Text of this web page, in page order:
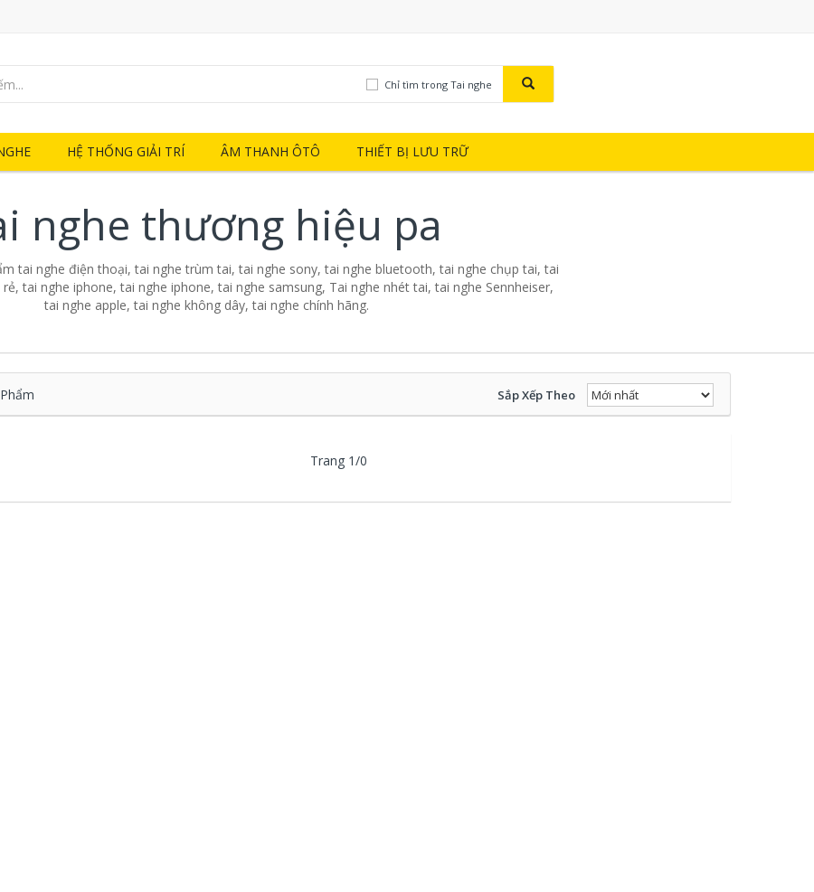
Chỉ tìm trong Tai nghe
HỆ THỐNG GIẢI TRÍ ÂM THANH ÔTÔ THIẾT BỊ LƯU TRỮ
nghe thương hiệu pa
tai nghe điện thoại, tai nghe trùm tai, tai nghe sony, tai nghe bluetooth, tai nghe chụp tai, tai
tai nghe iphone, tai nghe iphone, tai nghe samsung, Tai nghe nhét tai, tai nghe Sennheiser,
tai nghe apple, tai nghe không dây, tai nghe chính hãng.
Sắp Xếp Theo
Trang 1/0